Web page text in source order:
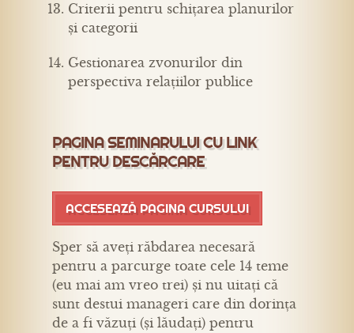
Criterii pentru schițarea planurilor
și categorii
Gestionarea zvonurilor din
perspectiva relațiilor publice
PAGINA SEMINARULUI CU LINK
PENTRU DESCĂRCARE
ACCESEAZĂ PAGINA CURSULUI
Sper să aveți răbdarea necesară
pentru a parcurge toate cele 14 teme
(eu mai am vreo trei) și nu uitați că
sunt destui manageri care din dorința
de a fi văzuți (și lăudați) pentru